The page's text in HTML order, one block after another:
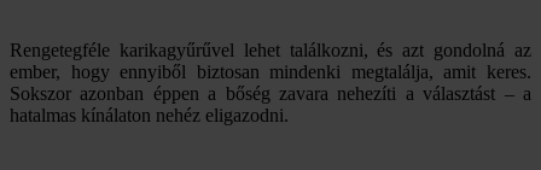
Rengetegféle karikagyűrűvel lehet találkozni, és azt gondolná az
ember, hogy ennyiből biztosan mindenki megtalálja, amit keres.
Sokszor azonban éppen a bőség zavara nehezíti a választást – a
hatalmas kínálaton nehéz eligazodni.